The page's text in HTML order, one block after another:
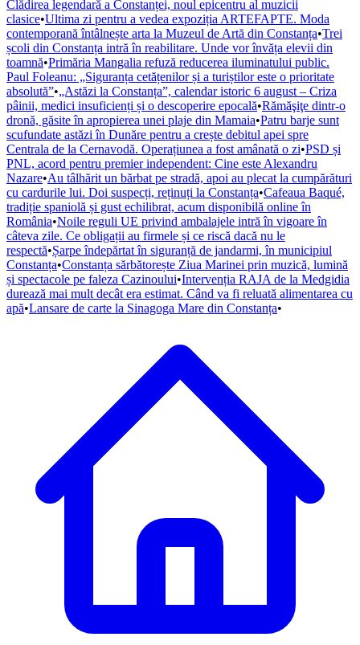
Clădirea legendară a Constanței, noul epicentru al muzicii
clasice•Ultima zi pentru a vedea expoziția ARTEFAPTE. Moda
contemporană întâlnește arta la Muzeul de Artă din Constanța•Trei
școli din Constanța intră în reabilitare. Unde vor învăța elevii din
toamnă•Primăria Mangalia refuză reducerea iluminatului public.
Paul Foleanu: „Siguranța cetățenilor și a turiștilor este o prioritate
absolută”•„Astăzi la Constanța”, calendar istoric 6 august – Criza
pâinii, medici insuficienți și o descoperire epocală•Rămăşiţe dintr-o
dronă, găsite în apropierea unei plaje din Mamaia•Patru barje sunt
scufundate astăzi în Dunăre pentru a crește debitul apei spre
Centrala de la Cernavodă. Operațiunea a fost amânată o zi•PSD și
PNL, acord pentru premier independent: Cine este Alexandru
Nazare•Au tâlhărit un bărbat pe stradă, apoi au plecat la cumpărături
cu cardurile lui. Doi suspecți, reținuți la Constanța•Cafeaua Baqué,
tradiție spaniolă și gust echilibrat, acum disponibilă online în
România•Noile reguli UE privind ambalajele intră în vigoare în
câteva zile. Ce obligații au firmele și ce riscă dacă nu le
respectă•Șarpe îndepărtat în siguranță de jandarmi, în municipiul
Constanța•Constanța sărbătorește Ziua Marinei prin muzică, lumină
și spectacole pe faleza Cazinoului•Intervenția RAJA de la Medgidia
durează mai mult decât era estimat. Când va fi reluată alimentarea cu
apă•Lansare de carte la Sinagoga Mare din Constanța•